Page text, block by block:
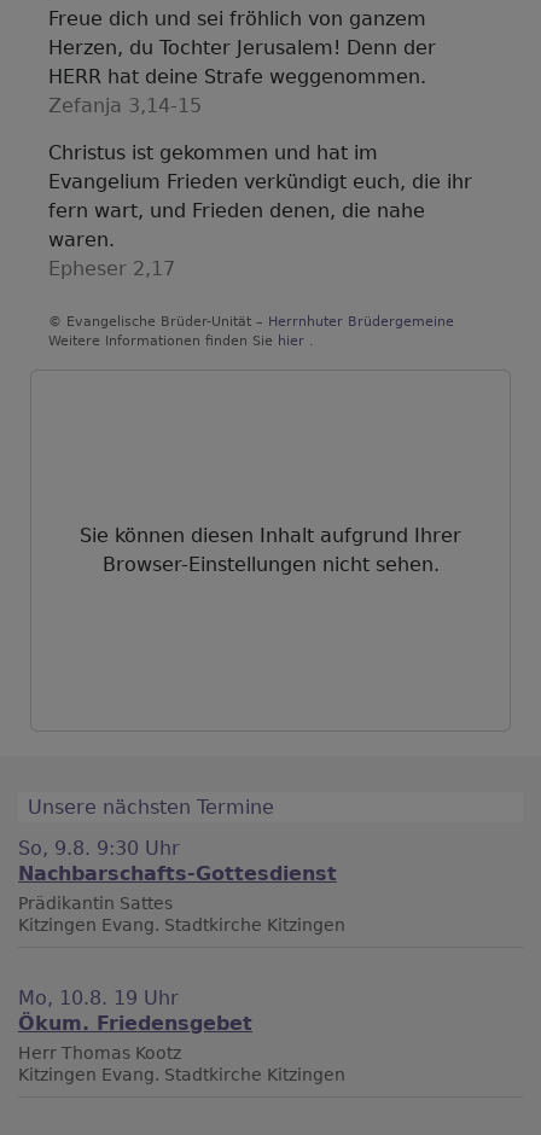
Freue dich und sei fröhlich von ganzem
Herzen, du Tochter Jerusalem! Denn der
HERR hat deine Strafe weggenommen.
Zefanja 3,14-15
Christus ist gekommen und hat im
Evangelium Frieden verkündigt euch, die ihr
fern wart, und Frieden denen, die nahe
waren.
Epheser 2,17
© Evangelische Brüder-Unität – Herrnhuter Brüdergemeine
Weitere Informationen finden Sie hier .
Sie können diesen Inhalt aufgrund Ihrer
Browser-Einstellungen nicht sehen.
Unsere nächsten Termine
So, 9.8. 9:30 Uhr
Nachbarschafts-Gottesdienst
Prädikantin Sattes
Kitzingen Evang. Stadtkirche Kitzingen
Mo, 10.8. 19 Uhr
Ökum. Friedensgebet
Herr Thomas Kootz
Kitzingen Evang. Stadtkirche Kitzingen